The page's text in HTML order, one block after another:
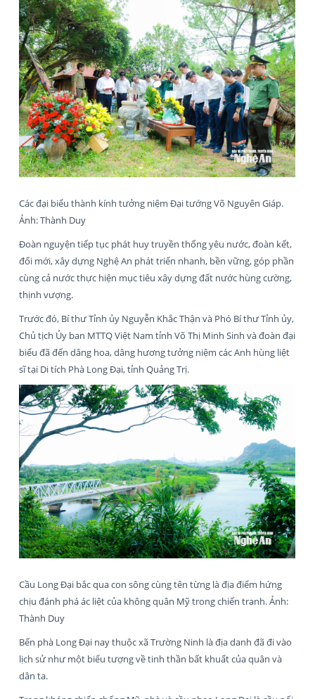
Các đại biểu thành kính tưởng niệm Đại tướng Võ Nguyên Giáp.
Ảnh: Thành Duy
Đoàn nguyện tiếp tục phát huy truyền thống yêu nước, đoàn kết,
đổi mới, xây dựng Nghệ An phát triển nhanh, bền vững, góp phần
cùng cả nước thực hiện mục tiêu xây dựng đất nước hùng cường,
thịnh vượng.
Trước đó, Bí thư Tỉnh ủy Nguyễn Khắc Thận và Phó Bí thư Tỉnh ủy,
Chủ tịch Ủy ban MTTQ Việt Nam tỉnh Võ Thị Minh Sinh và đoàn đại
biểu đã đến dâng hoa, dâng hương tưởng niệm các Anh hùng liệt
sĩ tại Di tích Phà Long Đại, tỉnh Quảng Trị.
Cầu Long Đại bắc qua con sông cùng tên từng là địa điểm hứng
chịu đánh phá ác liệt của không quân Mỹ trong chiến tranh. Ảnh:
Thành Duy
Bến phà Long Đại nay thuộc xã Trường Ninh là địa danh đã đi vào
lịch sử như một biểu tượng về tinh thần bất khuất của quân và
dân ta.